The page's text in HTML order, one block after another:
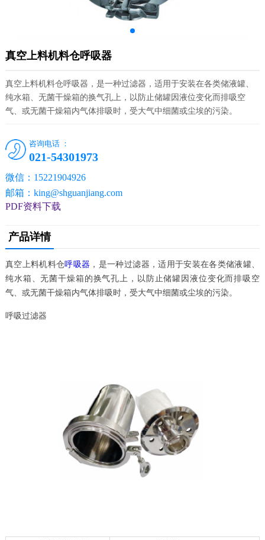
真空上料机料仓呼吸器
真空上料机料仓呼吸器，是一种过滤器，适用于安装在各类储液罐、
纯水箱、无菌干燥箱的换气孔上，以防止储罐因液位变化而排吸空
气、或无菌干燥箱内气体排吸时，受大气中细菌或尘埃的污染。
咨询电话 ：
021-54301973
微信：15221904926
邮箱：king@shguanjiang.com
PDF资料下载
产品详情
真空上料机料仓呼吸器 ，是一种过滤器，适用于安装在各类储液罐、
纯水箱、无菌干燥箱的换气孔上，以防止储罐因液位变化而排吸空
气、或无菌干燥箱内气体排吸时，受大气中细菌或尘埃的污染。
呼吸过滤器